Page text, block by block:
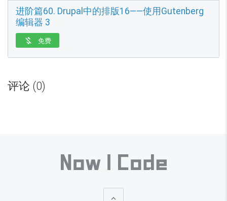
进阶篇60. Drupal中的排版16——使用Gutenberg
编辑器 3
 免费
前
评论 (0)
